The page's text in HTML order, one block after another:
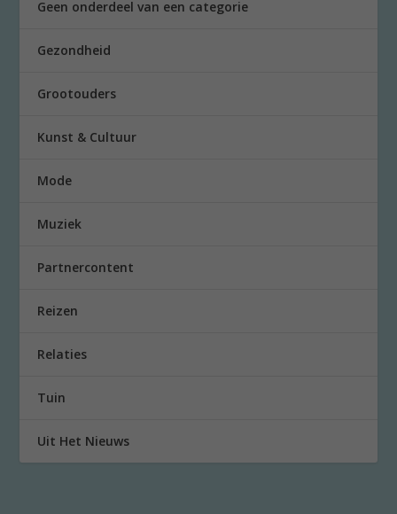
Geen onderdeel van een categorie
Gezondheid
Grootouders
Kunst & Cultuur
Mode
Muziek
Partnercontent
Reizen
Relaties
Tuin
Uit Het Nieuws